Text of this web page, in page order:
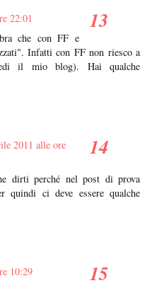
22:01
che con FF e
Infatti con FF non riesco a
il mio blog). Hai qualche
2011 alle ore
dirti perché nel post di prova
quindi ci deve essere qualche
10:29